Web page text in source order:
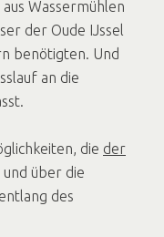
Wassermühlen
der Oude IJssel
benötigten. Und
an die
die der
über die
entlang des